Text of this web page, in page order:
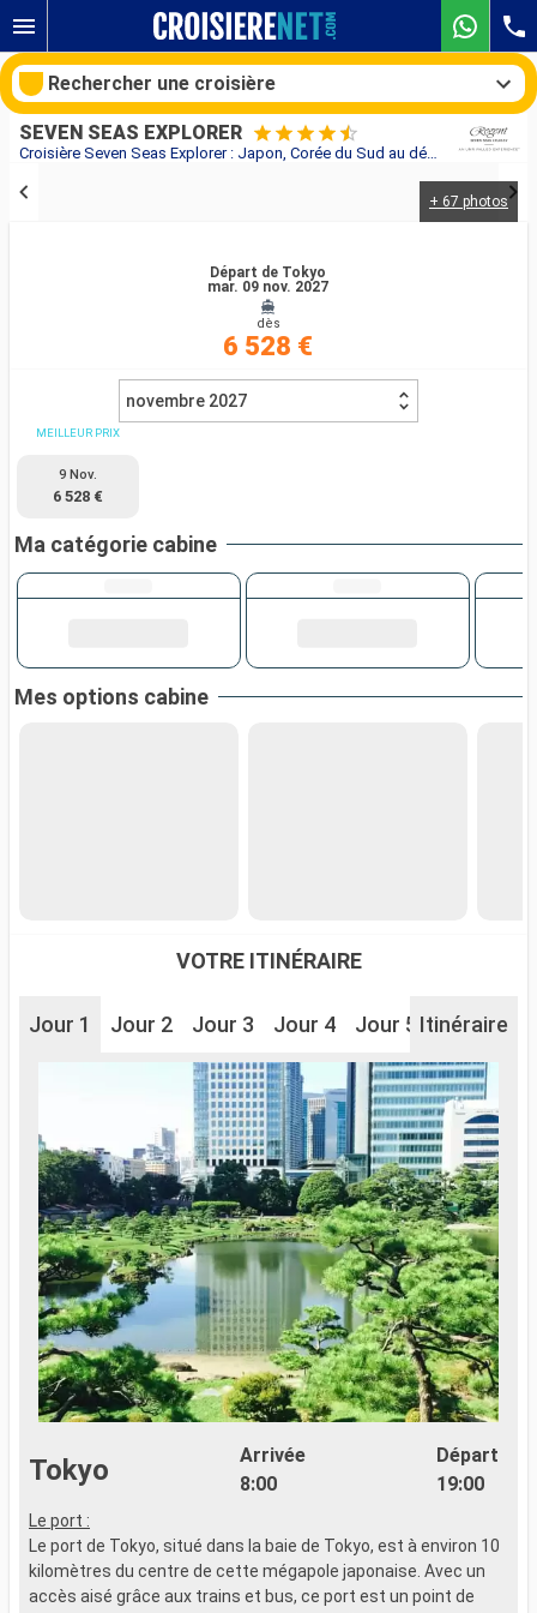
Croisière Seven Seas Explorer : Japon, Corée du Sud au départ de Tokyo
SEVEN SEAS EXPLORER
+ 67 photos
Départ de Tokyo
mar. 09 nov. 2027
dès
6 528 €
novembre 2027
MEILLEUR PRIX
9 Nov.
6 528 €
Ma catégorie cabine
Mes options cabine
VOTRE ITINÉRAIRE
Jour 1 Jour 2 Jour 3 Jour 4 Jour 5 Jour 6
Itinéraire
Tokyo
Arrivée
8:00
Départ
19:00
Le port :
Le port de Tokyo, situé dans la baie de Tokyo, est à environ 10
kilomètres du centre de cette mégapole japonaise. Avec un
accès aisé grâce aux trains et bus, ce port est un point de
Rechercher une croisière
Rechercher